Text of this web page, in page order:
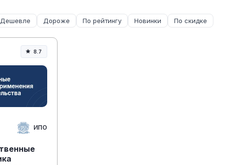
Дешевле Дороже По рейтингу Новинки По скидке
8.7
ИПО